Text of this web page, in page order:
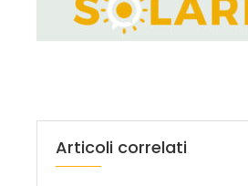
Articoli correlati